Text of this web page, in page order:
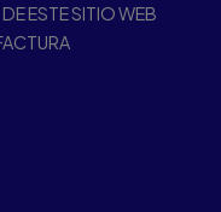
ESTE SITIO WEB